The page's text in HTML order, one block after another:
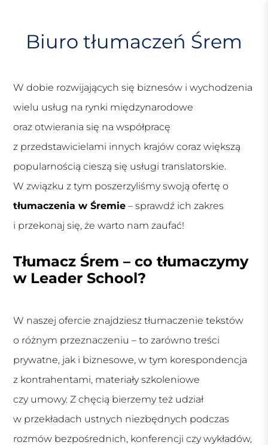
Biuro tłumaczeń Śrem
W dobie rozwijających się biznesów i wychodzenia
wielu usług na rynki międzynarodowe
oraz otwierania się na współpracę
z przedstawicielami innych krajów coraz większą
popularnością cieszą się usługi translatorskie.
W związku z tym poszerzyliśmy swoją ofertę o
tłumaczenia w Śremie – sprawdź ich zakres
i przekonaj się, że warto nam zaufać!
Tłumacz Śrem – co tłumaczymy
w Leader School?
W naszej ofercie znajdziesz tłumaczenie tekstów
o różnym przeznaczeniu – to zarówno treści
prywatne, jak i biznesowe, w tym korespondencja
z kontrahentami, materiały szkoleniowe
czy umowy. Z chęcią bierzemy też udział
w przekładach ustnych niezbędnych podczas
rozmów bezpośrednich, konferencji czy wykładów,